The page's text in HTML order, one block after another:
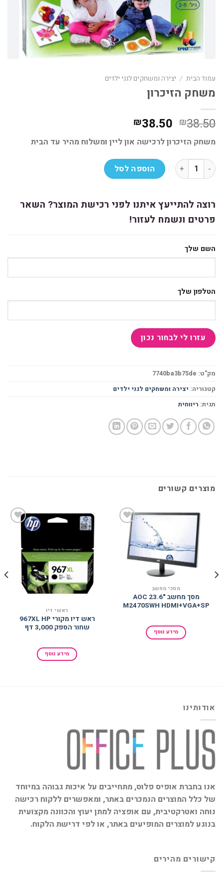
עמוד הבית / יצירה ומשחקים לגני ילדים
משחק הזיכרון
₪38.50 המחיר
המקורי
היה:
₪38.50.
₪38.50 המחיר
הנוכחי
הוא:
₪38.50.
משחק הזיכרון לרכישה און ליין ומשלוח מהיר עד הבית
כמות של משחק הזיכרוןהוספה לסל
רוצה להתייעץ איתנו לפני רכישת המוצר? השאר
פרטים ונשמח לעזור!
השם שלך
הטלפון שלך
מק"ט:7740ba3b75de
קטגוריה:יצירה ומשחקים לגני ילדים
תגית:ריווחית
מוצרים קשורים
הוסף
למועדפים
מסכי מחשב
מסך מחשב AOC 23.6"
M2470SWH HDMI+VGA+SP
מידע נוסף
הוסף
למועדפים
ראשי דיו
ראש דיו מקורי 967XL HP
שחור הספק 3,000 דף
מידע נוסף
אודותינו
אנו בחברת אופיס פלוס, מתחייבים על איכות גבוהה במיוחד
של כלל המוצרים הנמכרים באתר, ומאפשרים ללקוח רכישה
נוחה ואטרקטיבית, עם אופציה למתן יעוץ והכוונה מקצועית
בנוגע למוצרים המופיעים באתר, או לפי דרישת הלקוח.
קישורים מהירים